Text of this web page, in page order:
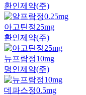
환인제약(주)
아고틴정25mg
환인제약(주)
뉴프람정10mg
명인제약(주)
데파스정0.5mg